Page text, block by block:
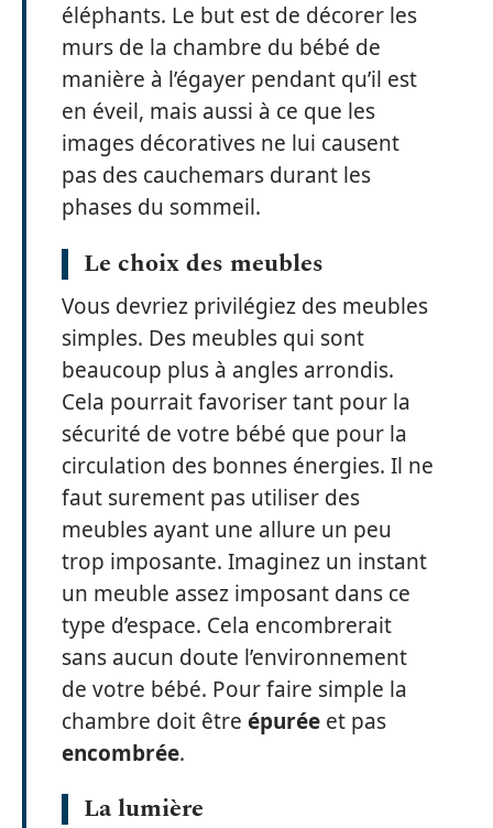
éléphants. Le but est de décorer les
murs de la chambre du bébé de
manière à l’égayer pendant qu’il est
en éveil, mais aussi à ce que les
images décoratives ne lui causent
pas des cauchemars durant les
phases du sommeil.
Le choix des meubles
Vous devriez privilégiez des meubles
simples. Des meubles qui sont
beaucoup plus à angles arrondis.
Cela pourrait favoriser tant pour la
sécurité de votre bébé que pour la
circulation des bonnes énergies. Il ne
faut surement pas utiliser des
meubles ayant une allure un peu
trop imposante. Imaginez un instant
un meuble assez imposant dans ce
type d’espace. Cela encombrerait
sans aucun doute l’environnement
de votre bébé. Pour faire simple la
chambre doit être épurée et pas
encombrée.
La lumière